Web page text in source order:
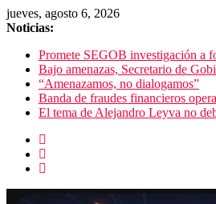
jueves, agosto 6, 2026
Noticias:
Promete SEGOB investigación a
Bajo amenazas, Secretario de
“Amenazamos, no dialogamos”
Banda de fraudes financieros
El tema de Alejandro Leyva no